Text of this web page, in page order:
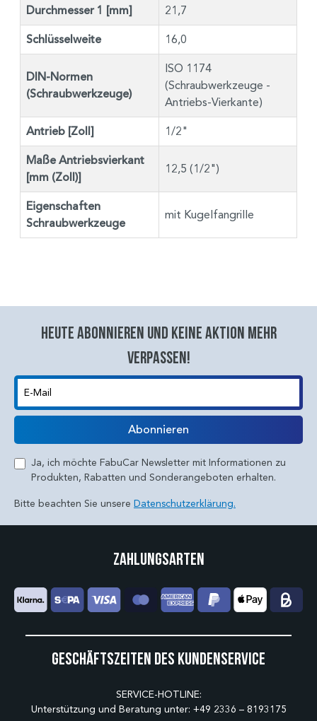
Durchmesser 1 [mm] 21,7
Schlüsselweite 16,0
DIN-Normen
(Schraubwerkzeuge)
ISO 1174
(Schraubwerkzeuge -
Antriebs-Vierkante)
Antrieb [Zoll] 1/2"
Maße Antriebsvierkant
[mm (Zoll)]
12,5 (1/2")
Eigenschaften
Schraubwerkzeuge
mit Kugelfangrille
Heute abonnieren und keine aktion mehr
verpassen!
E-Mail
Abonnieren
Ja, ich möchte FabuCar Newsletter mit Informationen zu
Produkten, Rabatten und Sonderangeboten erhalten.
Bitte beachten Sie unsere Datenschutzerklärung.
Geschäftszeiten des Kundenservice
SERVICE-HOTLINE:
Unterstützung und Beratung unter: +49 2336 – 8193175
Zahlungsarten